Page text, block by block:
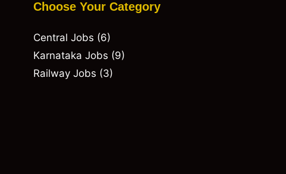
Choose Your Category
Central Jobs (6)
Karnataka Jobs (9)
Railway Jobs (3)